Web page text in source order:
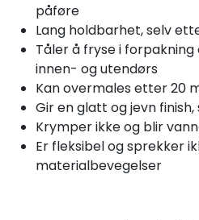
påføre
Lang holdbarhet, selv
Tåler å fryse i
innen- og utendørs
Kan overmales etter 20
Gir en glatt og jevn
Krymper ikke og blir
Er fleksibel og sprekker
materialbevegelser